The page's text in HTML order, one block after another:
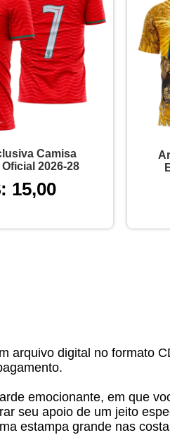
Camisa
2026-28
15,00
arquivo digital no formato
emocionante, em que
seu apoio de um jeito
estampa grande nas